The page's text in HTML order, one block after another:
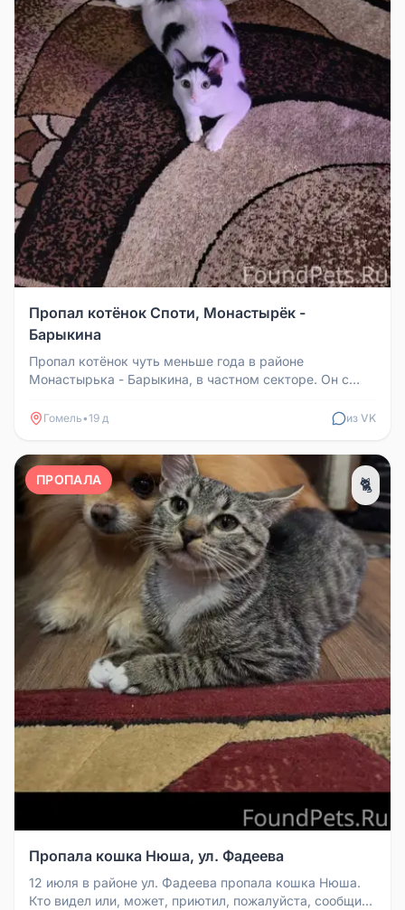
Пропал котёнок Споти, Монастырёк -
Барыкина
Пропал котёнок чуть меньше года в районе
Монастырька - Барыкина, в частном секторе. Он с
Гомель•19 д из VK
ПРОПАЛА 🐈
Пропала кошка Нюша, ул. Фадеева
12 июля в районе ул. Фадеева пропала кошка Нюша.
Кто видел или, может, приютил, пожалуйста, сообщите